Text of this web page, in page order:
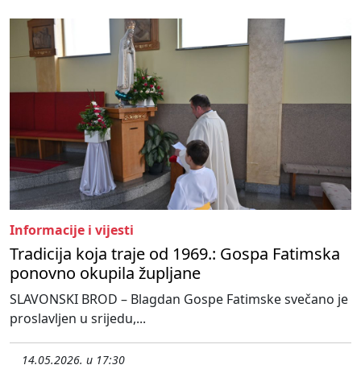
Informacije i vijesti
Tradicija koja traje od 1969.: Gospa Fatimska
ponovno okupila župljane
SLAVONSKI BROD – Blagdan Gospe Fatimske svečano je
proslavljen u srijedu,...
14.05.2026. u 17:30